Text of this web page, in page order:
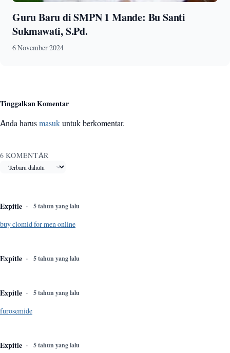
Guru Baru di SMPN 1 Mande: Bu Santi
Sukmawati, S.Pd.
6 November 2024
Tinggalkan Komentar
Anda harus masuk untuk berkomentar.
6 KOMENTAR
Urutkan komentar
Expitle 5 tahun yang lalu
buy clomid for men online
Expitle 5 tahun yang lalu
Expitle 5 tahun yang lalu
furosemide
Expitle 5 tahun yang lalu